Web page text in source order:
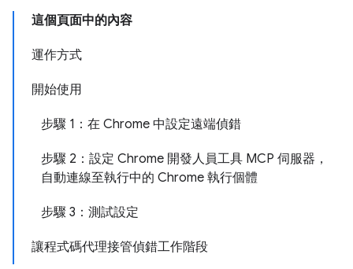
這個頁面中的內容
運作方式
開始使用
步驟 1：在 Chrome 中設定遠端偵錯
步驟 2：設定 Chrome 開發人員工具 MCP 伺服器，
自動連線至執行中的 Chrome 執行個體
步驟 3：測試設定
讓程式碼代理接管偵錯工作階段